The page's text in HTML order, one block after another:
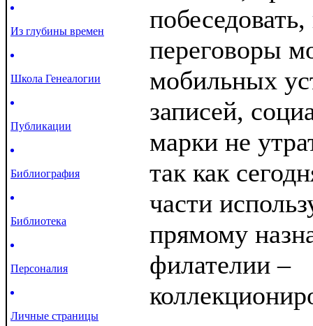
Из глубины времен
Школа Генеалогии
Публикации
Библиография
Библиотека
Персоналия
Личные страницы
переговоры
мобильных
записей,
марки не
так как
части
прямому
филателии –